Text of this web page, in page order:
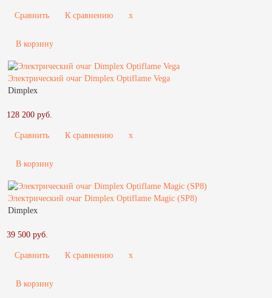
Сравнить К сравнению x
В корзину
Электрический очаг Dimplex Optiflame Vega
Dimplex
128 200 руб.
Сравнить К сравнению x
В корзину
Электрический очаг Dimplex Optiflame Magic (SP8)
Dimplex
39 500 руб.
Сравнить К сравнению x
В корзину